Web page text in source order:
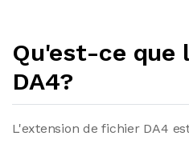
Qu'est-ce que
DA4?
L'extension de fichier DA4